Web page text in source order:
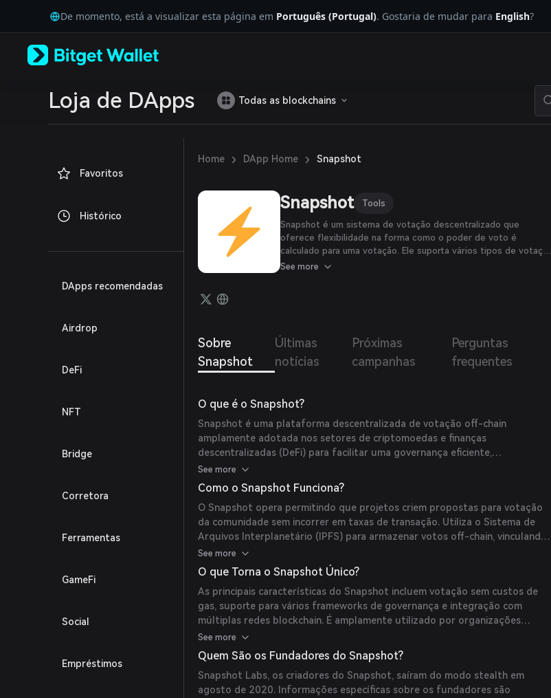
Tiếng Việt
Русский
Español (Latinoamérica)
Português (Portugal)
Bahasa Indonesia
Español (Argentina)
De momento, está a visualizar esta página em Português (Portugal). Gostaria de mudar para English?
Loja de DApps Todas as blockchains
Favoritos
Histórico
DApps recomendadas
Airdrop
DeFi
NFT
Bridge
Corretora
Ferramentas
GameFi
Social
Empréstimos
Home › DApp Home › Snapshot
Snapshot Tools
Snapshot é um sistema de votação descentralizado que
oferece flexibilidade na forma como o poder de voto é
calculado para uma votação. Ele suporta vários tipos de votação
para atender às necessidades das organizações. Criar
See more
Sobre
Snapshot
Últimas
notícias
Próximas
campanhas
Perguntas
frequentes
O que é o Snapshot?
Snapshot é uma plataforma descentralizada de votação off-chain
amplamente adotada nos setores de criptomoedas e finanças
descentralizadas (DeFi) para facilitar uma governança eficiente,
transparente e acessível. Lançado em 2020, permite que os participantes
criem e votem em propostas sem interagir diretamente com a blockchain,
proporcionando uma experiência sem custos de gas tanto para os criadores
das propostas quanto para os eleitores.
See more
Como o Snapshot Funciona?
O Snapshot opera permitindo que projetos criem propostas para votação
da comunidade sem incorrer em taxas de transação. Utiliza o Sistema de
Arquivos Interplanetário (IPFS) para armazenar votos off-chain, vinculando
o poder de voto a dados on-chain para manter segurança e verificabilidade.
Os usuários conectam suas carteiras de criptomoedas ao site do Snapshot
para participar das votações, com o poder de voto determinado pela
quantidade de tokens que possuem.
See more
O que Torna o Snapshot Único?
As principais características do Snapshot incluem votação sem custos de
gas, suporte para vários frameworks de governança e integração com
múltiplas redes blockchain. É amplamente utilizado por organizações
autônomas descentralizadas (DAOs), protocolos DeFi e projetos de NFT
para envolver suas comunidades nos processos de tomada de decisão sem
o ônus das taxas de transação.
See more
Quem São os Fundadores do Snapshot?
Snapshot Labs, os criadores do Snapshot, saíram do modo stealth em
agosto de 2020. Informações específicas sobre os fundadores são